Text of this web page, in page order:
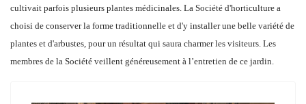
cultivait parfois plusieurs plantes médicinales. La Société d'horticulture a
choisi de conserver la forme traditionnelle et d'y installer une belle variété de
plantes et d'arbustes, pour un résultat qui saura charmer les visiteurs. Les
membres de la Société veillent généreusement à l’entretien de ce jardin.